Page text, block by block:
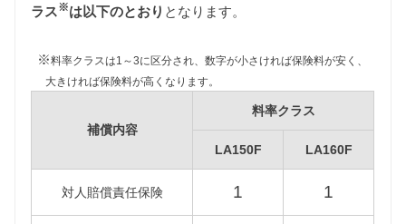
ス（〜660cc）に該当します。
境負荷の観点で自動車税が50%増額されますので、
維持費は2015年以降に販売された車両をもとに算出
しています。
2015年4月以降
LA150F
ラス※は以下のとおり となります。
※料率クラスは1～3に区分され、数字が小さければ保険料が安く、
大きければ保険料が高くなります。
補償内容
料率クラス
LA150F LA160F
対人賠償責任保険 1 1